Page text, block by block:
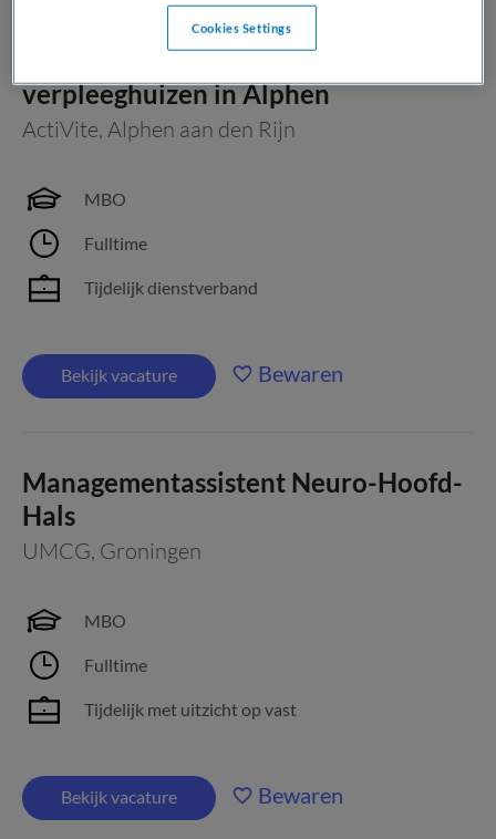
Verpleegkundige nachtdiensten | 3
verpleeghuizen in Alphen
ActiVite, Alphen aan den Rijn
MBO
Fulltime
Tijdelijk dienstverband
Bekijk vacature Bewaren
Managementassistent Neuro-Hoofd-
Hals
UMCG, Groningen
MBO
Fulltime
Tijdelijk met uitzicht op vast
Bekijk vacature Bewaren
Cookies Settings